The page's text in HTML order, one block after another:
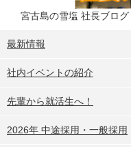
宮古島の雪塩 社長ブログ
最新情報
社内イベントの紹介
先輩から就活生へ！
2026年 中途採用・一般採用